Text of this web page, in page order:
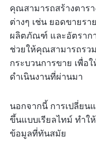
คุณสามารถสร้างตาร
ต่างๆ เช่น ยอดขายร
ผลิตภัณฑ์ และอัตราก
ช่วยให้คุณสามารถรว
กระบวนการขาย เพื่อ
ดำเนินงานที่ผ่านมา
นอกจากนี้ การเปลี่ยน
ขึ้นแบบเรียลไทม์ ทำใ
ข้อมูลที่ทันสมัย